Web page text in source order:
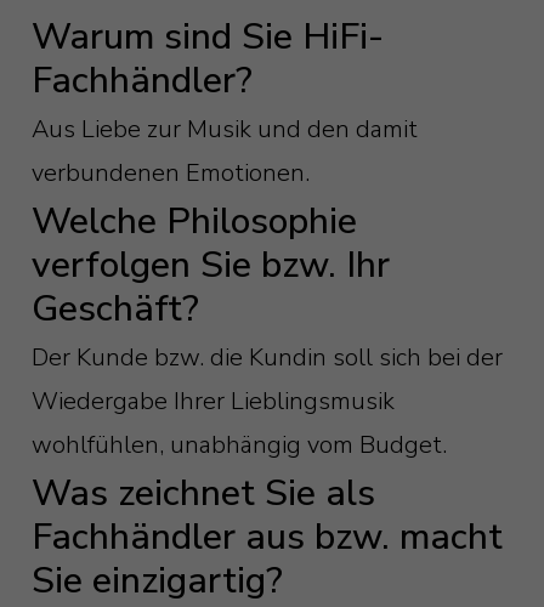
Warum sind Sie HiFi-
Fachhändler?
Aus Liebe zur Musik und den damit
verbundenen Emotionen.
Welche Philosophie
verfolgen Sie bzw. Ihr
Geschäft?
Der Kunde bzw. die Kundin soll sich bei der
Wiedergabe Ihrer Lieblingsmusik
wohlfühlen, unabhängig vom Budget.
Was zeichnet Sie als
Fachhändler aus bzw. macht
Sie einzigartig?